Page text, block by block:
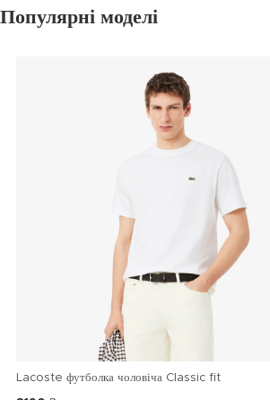
Популярні моделі
Lacoste футболка чоловіча Classic fit